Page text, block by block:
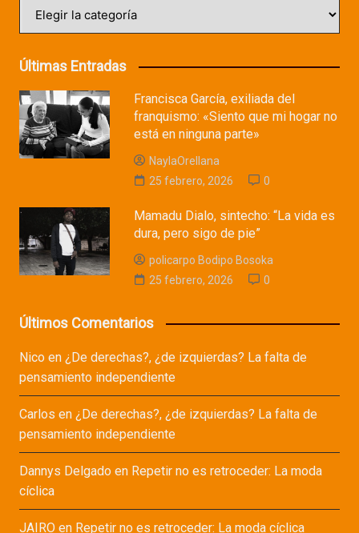
Últimas Entradas
Francisca García, exiliada del
franquismo: «Siento que mi hogar no
está en ninguna parte»
NaylaOrellana
25 febrero, 2026
0
Mamadu Dialo, sintecho: “La vida es
dura, pero sigo de pie”
policarpo Bodipo Bosoka
25 febrero, 2026
0
Últimos Comentarios
Nicoen ¿De derechas?, ¿de izquierdas? La falta de
pensamiento independiente
Carlos en ¿De derechas?, ¿de izquierdas? La falta de
pensamiento independiente
Dannys Delgadoen Repetir no es retroceder: La moda
cíclica
JAIROen Repetir no es retroceder: La moda cíclica